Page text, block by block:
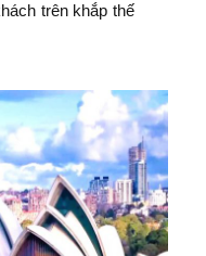
trên khắp thế